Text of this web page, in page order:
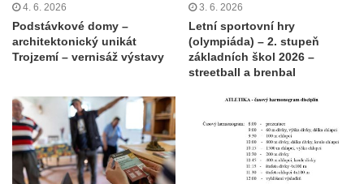
4. 6. 2026
Podstávkové domy –
architektonický unikát
Trojzemí – vernisáž výstavy
3. 6. 2026
Letní sportovní hry
(olympiáda) – 2. stupeň
základních škol 2026 –
streetball a brenbal